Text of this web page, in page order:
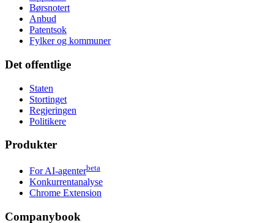
Børsnotert
Anbud
Patentsok
Fylker og kommuner
Det offentlige
Staten
Stortinget
Regjeringen
Politikere
Produkter
For AI-agenterbeta
Konkurrentanalyse
Chrome Extension
Companybook